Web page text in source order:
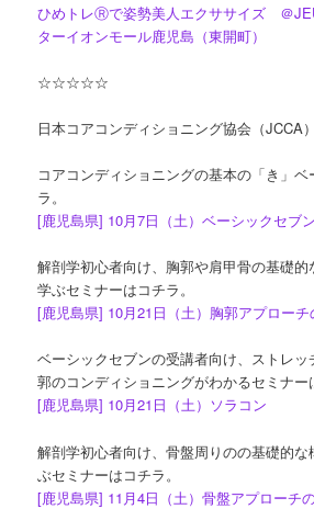
ひめトレⓇで姿勢美人エクササイズ ＠
ターイオンモール鹿児島（東開町）
☆☆☆☆☆
日本コアコンディショニング協会（JCCA
コアコンディショニングの基本の「き」
ラ。
[鹿児島県] 10月7日（土）ベーシックセブン
解剖学初心者向け、胸郭や肩甲骨の基礎
学ぶセミナーはコチラ。
[鹿児島県] 10月21日（土）胸郭アプロー
ベーシックセブンの受講者向け、ストレ
郭のコンディショニングがわかるセミナー
[鹿児島県] 10月21日（土）ソラコン
解剖学初心者向け、骨盤周りのの基礎的
ぶセミナーはコチラ。
[鹿児島県] 11月4日（土）骨盤アプローチ